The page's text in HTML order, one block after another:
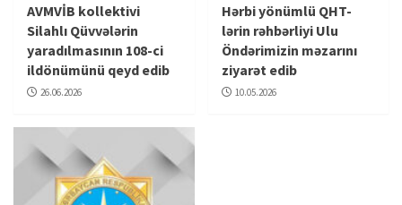
AVMVİB kollektivi
Silahlı Qüvvələrin
yaradılmasının 108-ci
ildönümünü qeyd edib
26.06.2026
Hərbi yönümlü QHT-
lərin rəhbərliyi Ulu
Öndərimizin məzarını
ziyarət edib
10.05.2026